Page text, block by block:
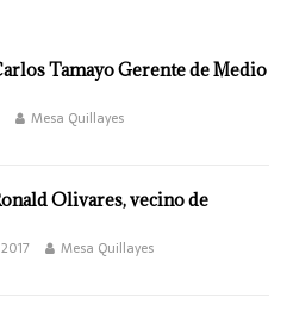
Tamayo Gerente de Medio
Mesa Quillayes
Olivares, vecino de
Mesa Quillayes